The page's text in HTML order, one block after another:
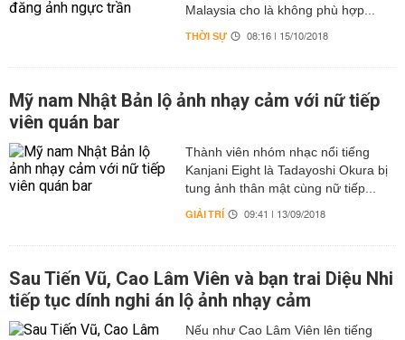
Malaysia cho là không phù hợp...
THỜI SỰ 08:16 | 15/10/2018
Mỹ nam Nhật Bản lộ ảnh nhạy cảm với nữ tiếp
viên quán bar
Thành viên nhóm nhạc nổi tiếng
Kanjani Eight là Tadayoshi Okura bị
tung ảnh thân mật cùng nữ tiếp...
GIẢI TRÍ 09:41 | 13/09/2018
Sau Tiến Vũ, Cao Lâm Viên và bạn trai Diệu Nhi
tiếp tục dính nghi án lộ ảnh nhạy cảm
Nếu như Cao Lâm Viên lên tiếng